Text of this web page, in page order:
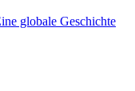
globale Geschichte